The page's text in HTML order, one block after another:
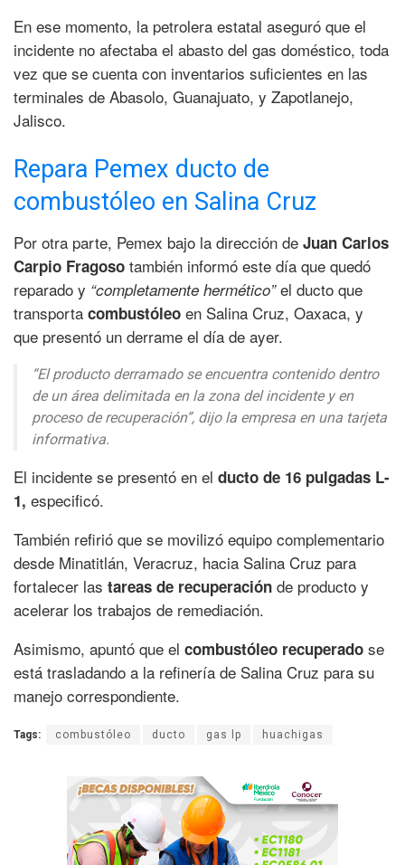
En ese momento, la petrolera estatal aseguró que el
incidente no afectaba el abasto del gas doméstico, toda
vez que se cuenta con inventarios suficientes en las
terminales de Abasolo, Guanajuato, y Zapotlanejo,
Jalisco.
Repara Pemex ducto de
combustóleo en Salina Cruz
Por otra parte, Pemex bajo la dirección de Juan Carlos
Carpio Fragoso también informó este día que quedó
reparado y “completamente hermético”el ducto que
transporta combustóleo en Salina Cruz, Oaxaca, y
que presentó un derrame el día de ayer.
“El producto derramado se encuentra contenido dentro
de un área delimitada en la zona del incidente y en
proceso de recuperación”, dijo la empresa en una tarjeta
informativa.
El incidente se presentó en el ducto de 16 pulgadas L-
1, especificó.
También refirió que se movilizó equipo complementario
desde Minatitlán, Veracruz, hacia Salina Cruz para
fortalecer las tareas de recuperación de producto y
acelerar los trabajos de remediación.
Asimismo, apuntó que el combustóleo recuperado se
está trasladando a la refinería de Salina Cruz para su
manejo correspondiente.
Tags: combustóleo ducto gas lp huachigas